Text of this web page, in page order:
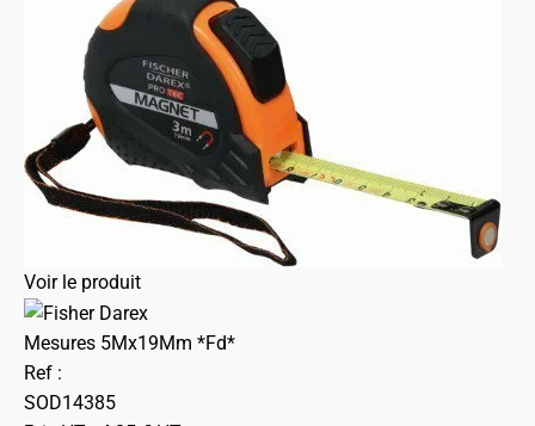
Voir le produit
Mesures 5Mx19Mm *Fd*
Ref :
SOD14385